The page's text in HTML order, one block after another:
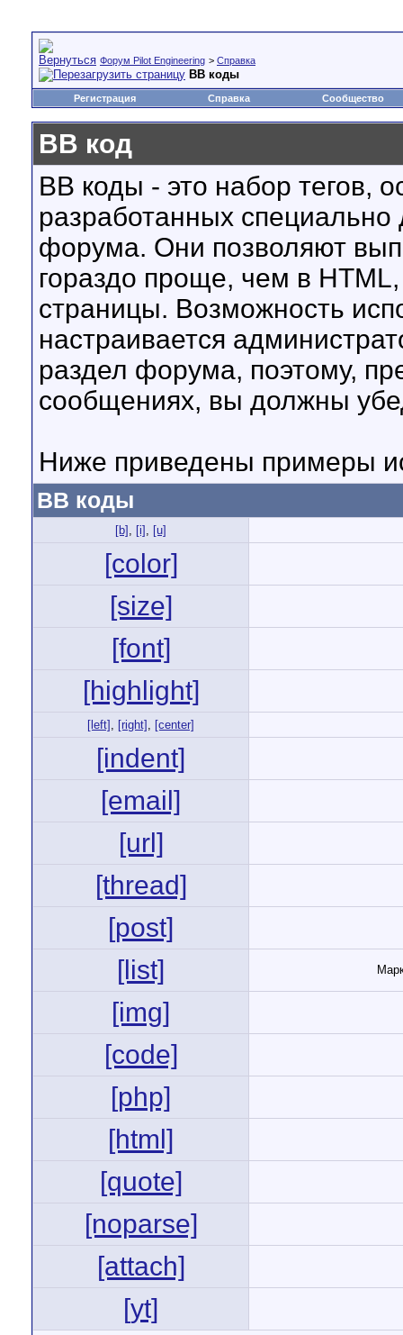
Форум Pilot Engineering > Справка
BB коды
Регистрация Справка Сообщество
BB код
BB коды - это набор тегов,
разработанных
форума. Они позволяют
гораздо проще, чем в
страницы. Возможность
настраивается
раздел форума, поэтому,
сообщениях, вы должны
Ниже приведены примеры
BB коды
[b] , [i] , [u]
[color]
[size]
[font]
[highlight]
[left] , [right] , [center]
[indent]
[email]
[url]
[thread]
[post]
[list]
[img]
[code]
[php]
[html]
[quote]
[noparse]
[attach]
[yt]